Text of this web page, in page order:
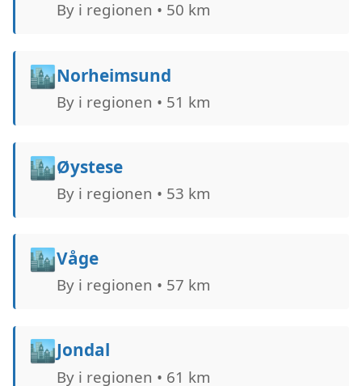
By i regionen • 50 km
🏙️Norheimsund
By i regionen • 51 km
🏙️Øystese
By i regionen • 53 km
🏙️Våge
By i regionen • 57 km
🏙️Jondal
By i regionen • 61 km